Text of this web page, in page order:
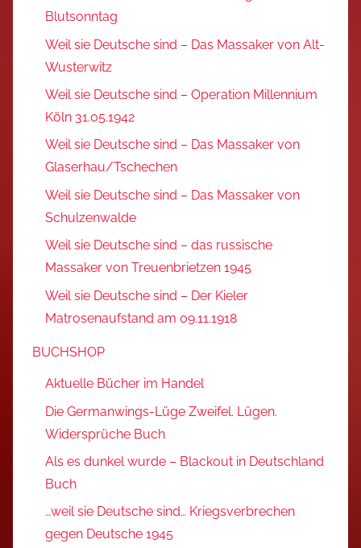
Blutsonntag
Weil sie Deutsche sind – Das Massaker von Alt-
Wusterwitz
Weil sie Deutsche sind – Operation Millennium
Köln 31.05.1942
Weil sie Deutsche sind – Das Massaker von
Glaserhau/Tschechen
Weil sie Deutsche sind – Das Massaker von
Schulzenwalde
Weil sie Deutsche sind – das russische
Massaker von Treuenbrietzen 1945
Weil sie Deutsche sind – Der Kieler
Matrosenaufstand am 09.11.1918
BUCHSHOP
Aktuelle Bücher im Handel
Die Germanwings-Lüge Zweifel. Lügen.
Widersprüche Buch
Als es dunkel wurde – Blackout in Deutschland
Buch
…weil sie Deutsche sind… Kriegsverbrechen
gegen Deutsche 1945